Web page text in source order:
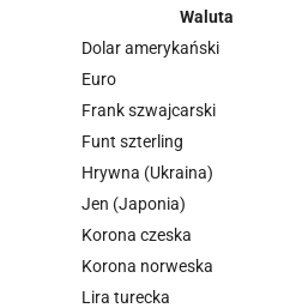
Waluta
Dolar amerykański
Euro
Frank szwajcarski
Funt szterling
Hrywna (Ukraina)
Jen (Japonia)
Korona czeska
Korona norweska
Lira turecka